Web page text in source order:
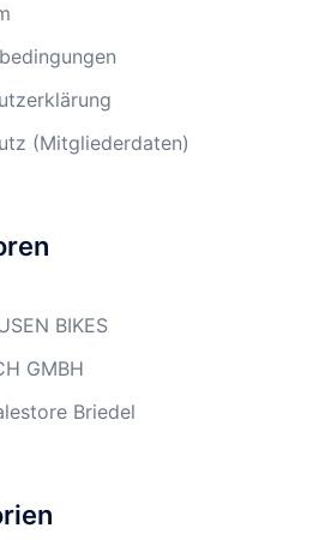
(Mitgliederdaten)
BIKES
GMBH
Briedel